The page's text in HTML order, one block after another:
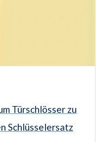
Türschlösser zu
Schlüsselersatz